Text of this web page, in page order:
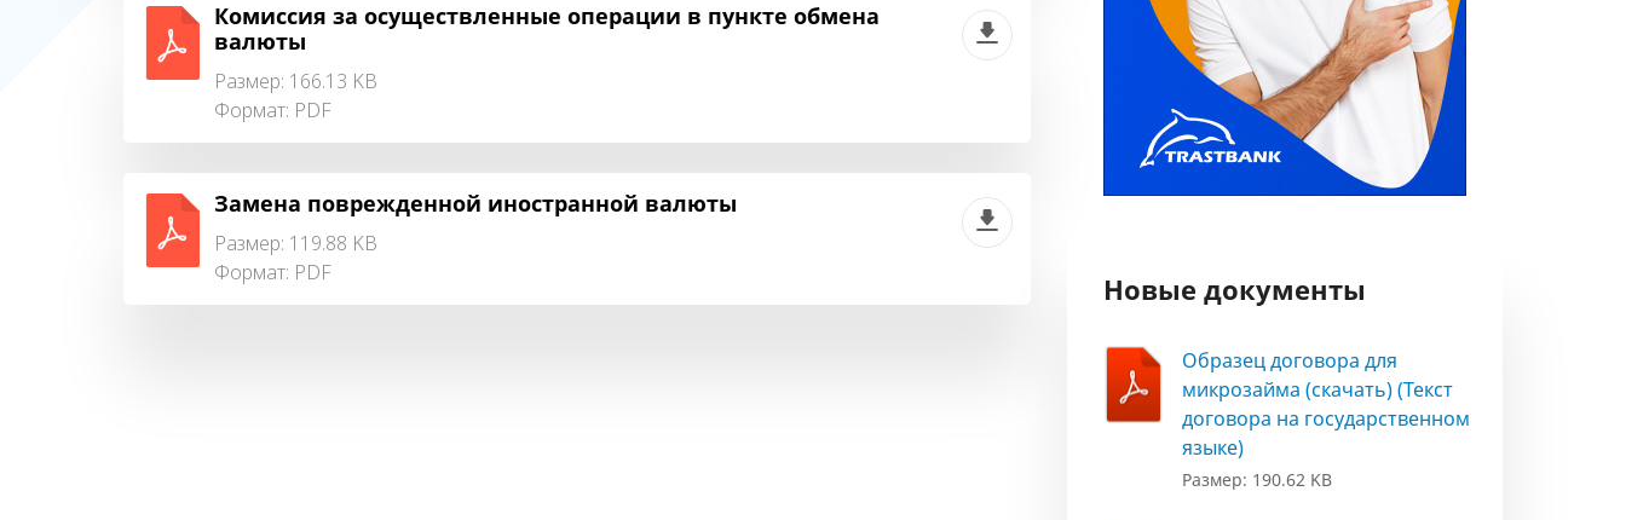
Комиссия за осуществленные операции в пункте обмена
валюты
Размер: 166.13 KB
Формат: PDF
Замена поврежденной иностранной валюты
Размер: 119.88 KB
Формат: PDF Новые документы
Образец договора для
микрозайма (скачать) (Текст
договора на государственном
языке)
Размер: 190.62 KB